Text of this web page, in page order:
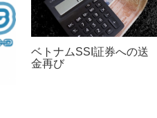
ベトナムSSI証券への送
金再び